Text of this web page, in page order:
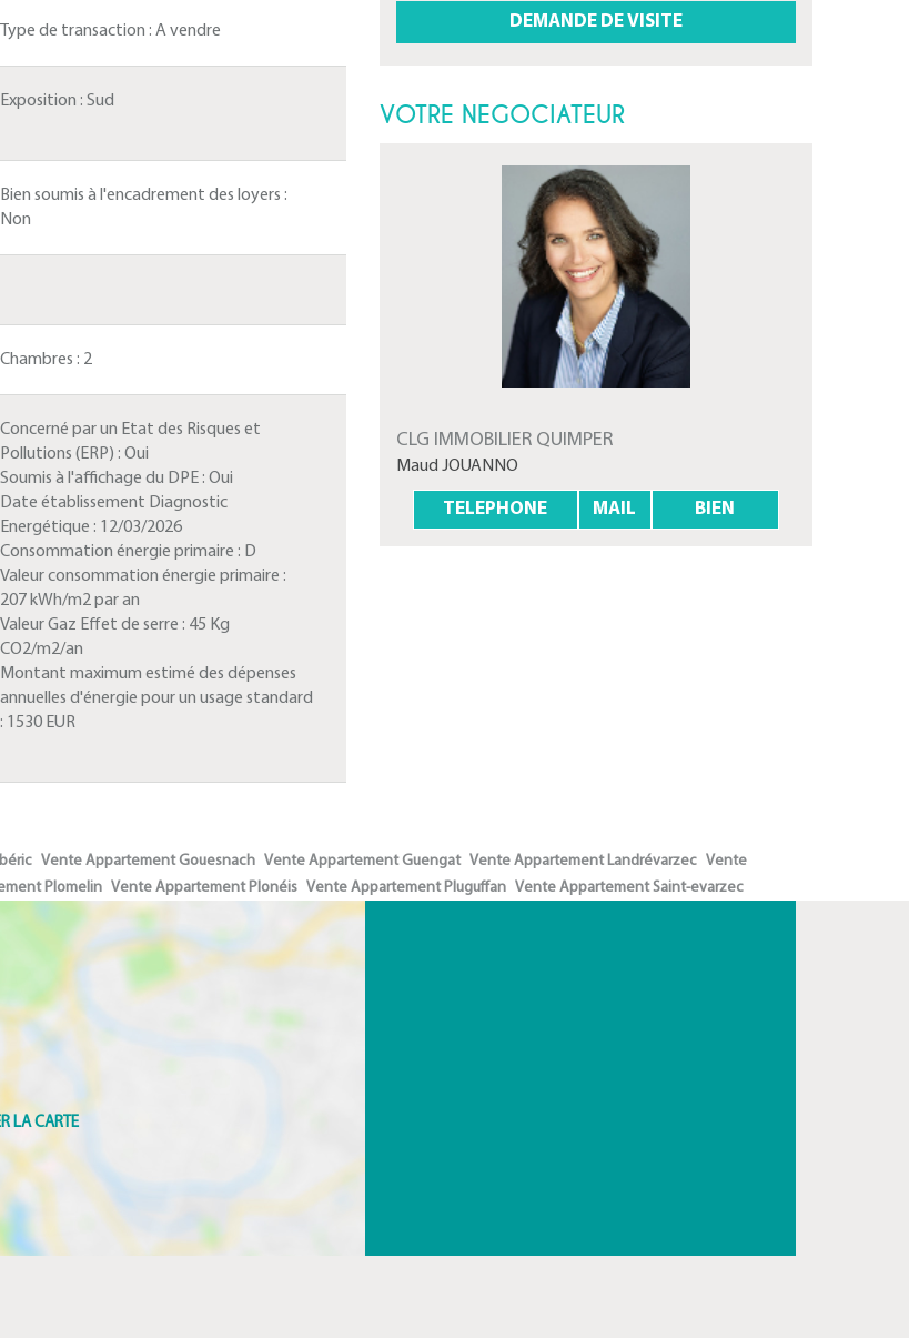
Type de transaction : A vendre
Exposition : Sud
Bien soumis à l'encadrement des loyers :
Non
Chambres : 2
Concerné par un Etat des Risques et
Pollutions (ERP) : Oui
Soumis à l'affichage du DPE : Oui
Date établissement Diagnostic
Energétique : 12/03/2026
Consommation énergie primaire : D
Valeur consommation énergie primaire :
207 kWh/m2 par an
Valeur Gaz Effet de serre : 45 Kg
CO2/m2/an
Montant maximum estimé des dépenses
annuelles d'énergie pour un usage standard
: 1530 EUR
VOTRE NEGOCIATEUR
CLG IMMOBILIER QUIMPER
Maud JOUANNO
TELEPHONE MAIL BIEN
Vente Appartement Gouesnach Vente Appartement Guengat Vente Appartement Landrévarzec Vente
Plomelin Vente Appartement Plonéis Vente Appartement Pluguffan Vente Appartement Saint-evarzec